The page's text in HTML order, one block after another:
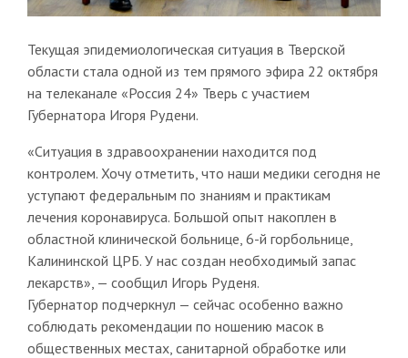
Текущая эпидемиологическая ситуация в Тверской
области стала одной из тем прямого эфира 22 октября
на телеканале «Россия 24» Тверь с участием
Губернатора Игоря Рудени.
«Ситуация в здравоохранении находится под
контролем. Хочу отметить, что наши медики сегодня не
уступают федеральным по знаниям и практикам
лечения коронавируса. Большой опыт накоплен в
областной клинической больнице, 6-й горбольнице,
Калининской ЦРБ. У нас создан необходимый запас
лекарств», — сообщил Игорь Руденя.
Губернатор подчеркнул — сейчас особенно важно
соблюдать рекомендации по ношению масок в
общественных местах, санитарной обработке или